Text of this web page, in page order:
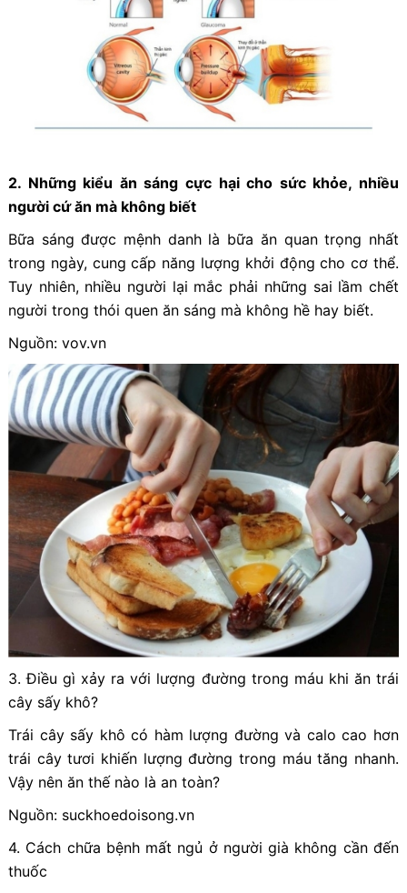
2. Những kiểu ăn sáng cực hại cho sức khỏe, nhiều
người cứ ăn mà không biết
Bữa sáng được mệnh danh là bữa ăn quan trọng nhất
trong ngày, cung cấp năng lượng khởi động cho cơ thể.
Tuy nhiên, nhiều người lại mắc phải những sai lầm chết
người trong thói quen ăn sáng mà không hề hay biết.
Nguồn: vov.vn
3. Điều gì xảy ra với lượng đường trong máu khi ăn trái
cây sấy khô?
Trái cây sấy khô có hàm lượng đường và calo cao hơn
trái cây tươi khiến lượng đường trong máu tăng nhanh.
Vậy nên ăn thế nào là an toàn?
Nguồn: suckhoedoisong.vn
4. Cách chữa bệnh mất ngủ ở người già không cần đến
thuốc